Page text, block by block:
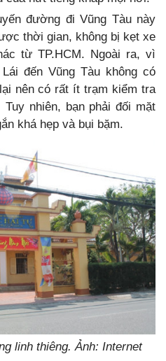
đường đi Vũng Tàu này
thời gian, không bị kẹt xe
từ TP.HCM. Ngoài ra, vì
đến Vũng Tàu không có
nên có rất ít trạm kiểm tra
nhiên, bạn phải đối mặt
khá hẹp và bụi bặm.
linh thiêng. Ảnh: Internet